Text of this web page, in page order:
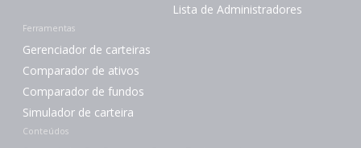
Lista de Administradores
Ferramentas
Gerenciador de carteiras
Comparador de ativos
Comparador de fundos
Simulador de carteira
Conteúdos